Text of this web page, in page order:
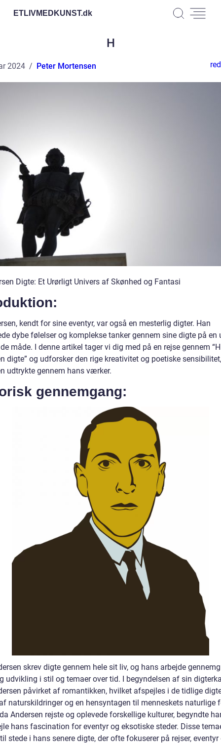
ETLIVMEDKUNST.dk
H
2024 Peter Mortensen
Digte: Et Urørligt Univers af Skønhed og Fantasi
kendt for sine eventyr, var også en mesterlig digter. Han
dybe følelser og komplekse tanker gennem sine digte på en
måde. I denne artikel tager vi dig med på en rejse gennem
digte” og udforsker den rige kreativitet og poetiske
udtrykte gennem hans værker.
gennemgang:
skrev digte gennem hele sit liv, og hans arbejde
udvikling i stil og temaer over tid. I begyndelsen af sin
påvirket af romantikken, hvilket afspejles i de tidlige
naturskildringer og en hensyntagen til menneskets naturlige
Andersen rejste og oplevede forskellige kulturer, begyndte
hans fascination for eventyr og eksotiske steder. Disse
stede i hans senere digte, der ofte fokuserer på rejser, eventyr